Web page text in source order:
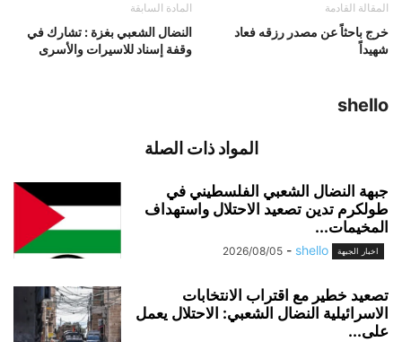
المادة السابقة
النضال الشعبي بغزة : تشارك في
وقفة إسناد للاسيرات والأسرى
المقالة القادمة
خرج باحثاً عن مصدر رزقه فعاد
شهيداً
shello
المواد ذات الصلة
جبهة النضال الشعبي الفلسطيني في
طولكرم تدين تصعيد الاحتلال واستهداف
المخيمات...
اخبار الجبهة shello
-
2026/08/05
تصعيد خطير مع اقتراب الانتخابات
الاسرائيلية النضال الشعبي: الاحتلال يعمل
على...